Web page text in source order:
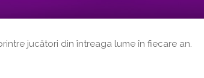
jucători din întreaga lume în fiecare an.